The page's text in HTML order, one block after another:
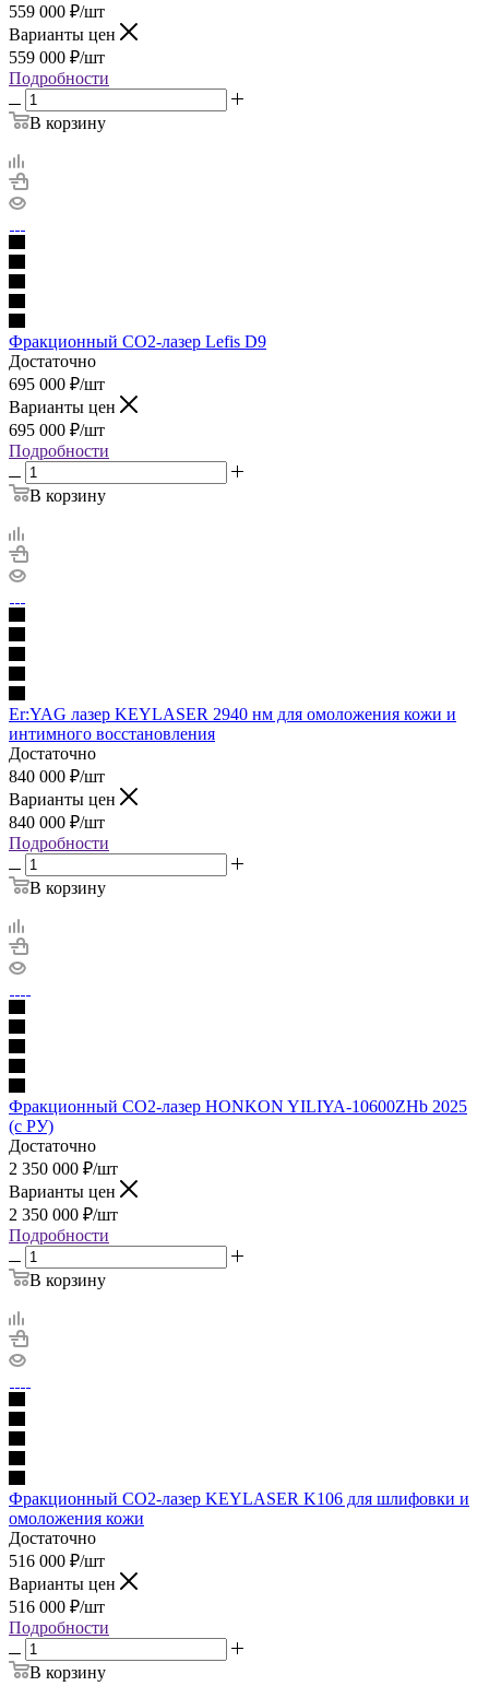
559 000 ₽/шт
Варианты цен
559 000 ₽/шт
Подробности
В корзину
Фракционный CO2-лазер Lefis D9
Достаточно
695 000 ₽/шт
Варианты цен
695 000 ₽/шт
Подробности
В корзину
Er:YAG лазер KEYLASER 2940 нм для омоложения кожи и
интимного восстановления
Достаточно
840 000 ₽/шт
Варианты цен
840 000 ₽/шт
Подробности
В корзину
Фракционный CO2-лазер HONKON YILIYA-10600ZHb 2025
(с РУ)
Достаточно
2 350 000 ₽/шт
Варианты цен
2 350 000 ₽/шт
Подробности
В корзину
Фракционный CO2-лазер KEYLASER K106 для шлифовки и
омоложения кожи
Достаточно
516 000 ₽/шт
Варианты цен
516 000 ₽/шт
Подробности
В корзину